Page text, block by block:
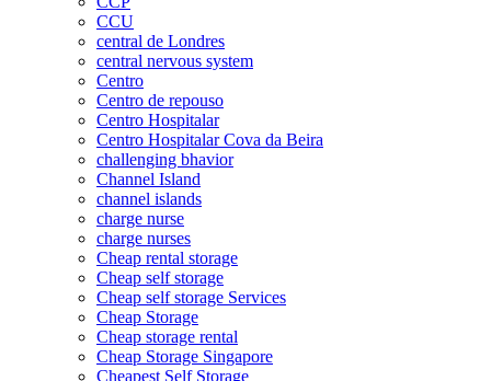
CCU
central de Londres
central nervous system
Centro
Centro de repouso
Centro Hospitalar
Centro Hospitalar Cova da Beira
challenging bhavior
Channel Island
channel islands
charge nurse
charge nurses
Cheap rental storage
Cheap self storage
Cheap self storage Services
Cheap Storage
Cheap storage rental
Cheap Storage Singapore
Cheapest Self Storage